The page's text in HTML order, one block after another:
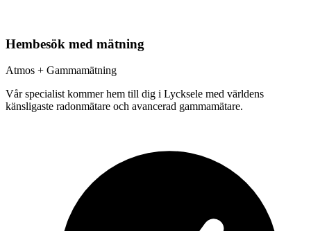
Hembesök med mätning
Atmos + Gammamätning
Vår specialist kommer hem till dig i Lycksele med världens
känsligaste radonmätare och avancerad gammamätare.